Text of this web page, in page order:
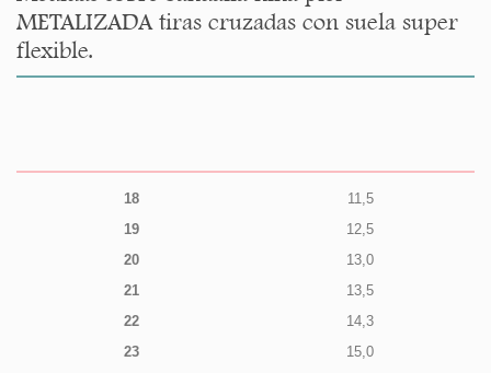
METALIZADA tiras cruzadas con suela super
flexible.
18
11,5
19
12,5
20
13,0
21
13,5
22
14,3
23
15,0